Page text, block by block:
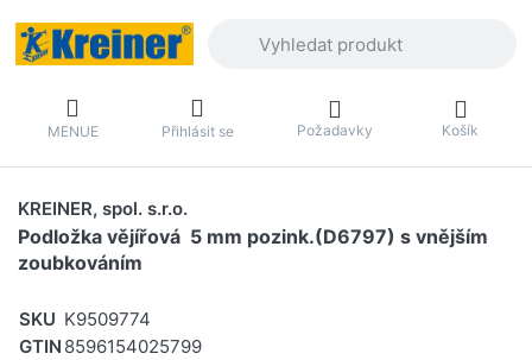
MENUE Přihlásit se Požadavky Košík
KREINER, spol. s.r.o.
Podložka vějířová 5 mm pozink.(D6797) s vnějším
zoubkováním
SKU K9509774
GTIN 8596154025799